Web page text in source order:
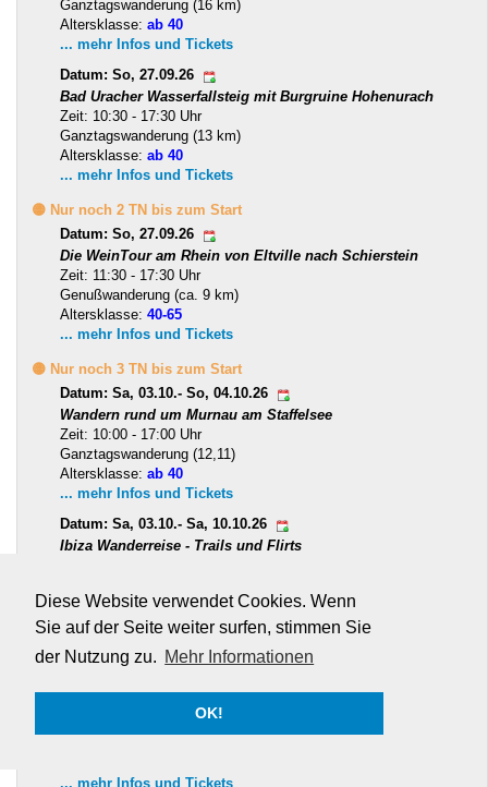
Diese Website verwendet Cookies. Wenn
Sie auf der Seite weiter surfen, stimmen Sie
der Nutzung zu. Mehr Informationen
OK!
Ganztagswanderung (16 km)
Altersklasse: ab 40
... mehr Infos und Tickets
Datum: So, 27.09.26
Bad Uracher Wasserfallsteig mit Burgruine Hohenurach
Zeit: 10:30 - 17:30 Uhr
Ganztagswanderung (13 km)
Altersklasse: ab 40
... mehr Infos und Tickets
🟡 Nur noch 2 TN bis zum Start
Datum: So, 27.09.26
Die WeinTour am Rhein von Eltville nach Schierstein
Zeit: 11:30 - 17:30 Uhr
Genußwanderung (ca. 9 km)
Altersklasse: 40-65
... mehr Infos und Tickets
🟡 Nur noch 3 TN bis zum Start
Datum: Sa, 03.10.- So, 04.10.26
Wandern rund um Murnau am Staffelsee
Zeit: 10:00 - 17:00 Uhr
Ganztagswanderung (12,11)
Altersklasse: ab 40
... mehr Infos und Tickets
Datum: Sa, 03.10.- Sa, 10.10.26
Ibiza Wanderreise - Trails und Flirts
Altersklasse:30-55
... mehr Infos und Tickets
🟡 Nur noch 3 TN bis zum Start
Über die Gertelbachwasserfälle zum Unholdfelsen
Zeit: 10:30 - 17:45 Uhr
... mehr Infos und Tickets